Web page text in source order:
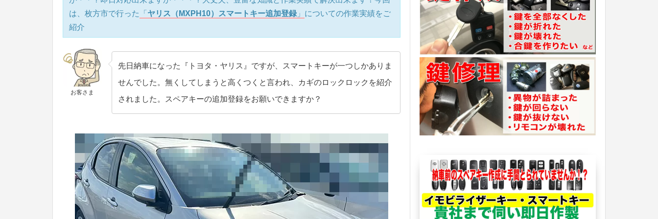
は、枚方市で行った
「 ヤリス（MXPH10）スマートキー追加登録 」 についての作業実績をご
紹介
お客さま
先日納車になった『トヨタ・ヤリス』ですが、スマートキーが一つしかありま
せんでした。無くしてしまうと高くつくと言われ、カギのロックロックを紹介
されました。スペアキーの追加登録をお願いできますか？